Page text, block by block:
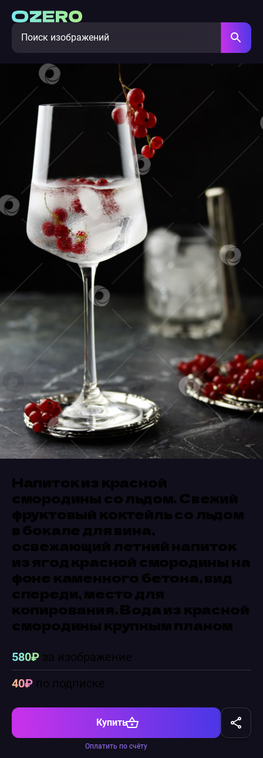
Напиток из красной
смородины со льдом. Свежий
фруктовый коктейль со льдом
в бокале для вина,
освежающий летний напиток
из ягод красной смородины на
фоне каменного бетона, вид
спереди, место для
копирования. Вода из красной
смородины крупным планом
580₽за изображение
40₽по подписке
Купить
Оплатить по счёту